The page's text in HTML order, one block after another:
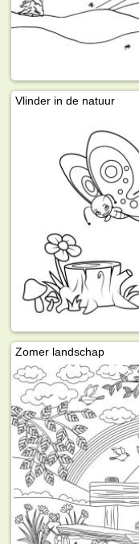
Vlinder in de natuur
Zomer landschap